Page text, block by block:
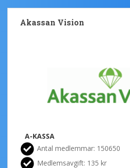
Akassan Vision
A-KASSA
Antal medlemmar: 150650
Medlemsavgift: 135 kr